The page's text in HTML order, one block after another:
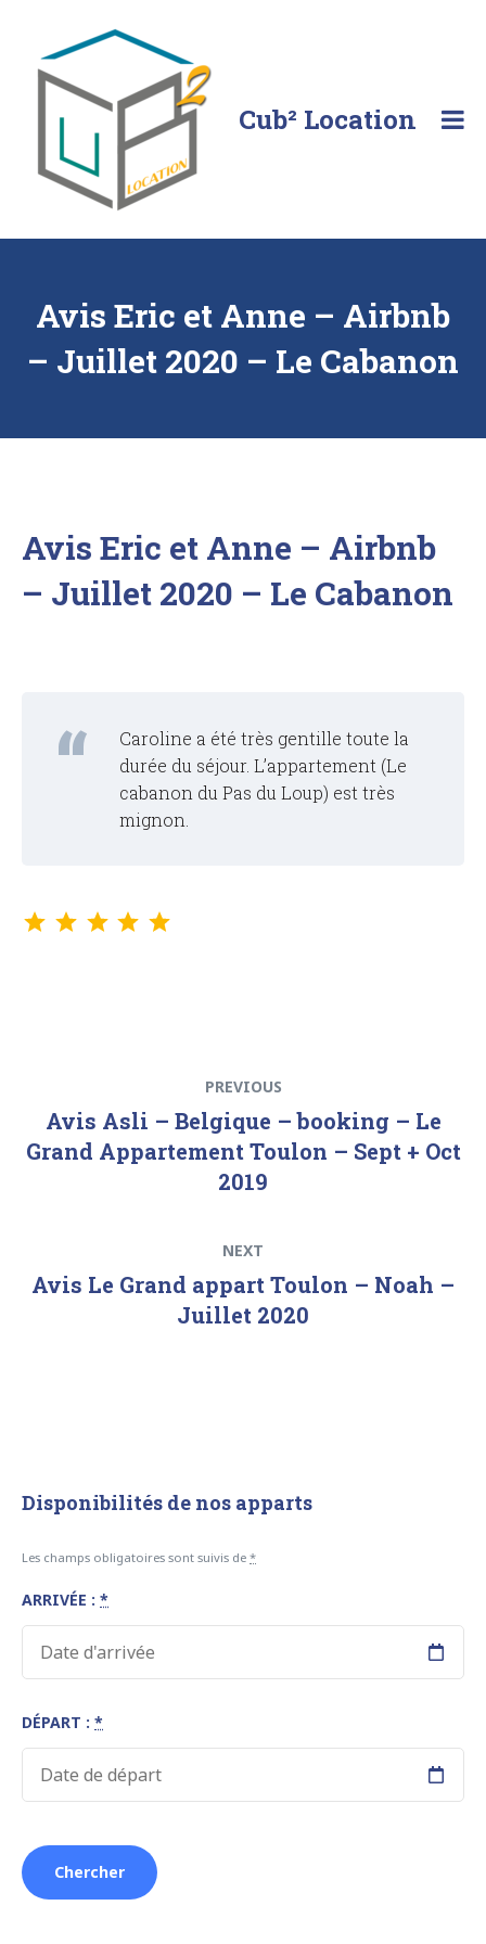
content
Cub² Location
vous!
Avis Eric et Anne – Airbnb
– Juillet 2020 – Le Cabanon
Avis Eric et Anne – Airbnb
– Juillet 2020 – Le Cabanon
Caroline a été très gentille toute la
durée du séjour. L’appartement (Le
cabanon du Pas du Loup) est très
mignon.
l’article
post:
PREVIOUS
Avis Asli – Belgique – booking – Le
Grand Appartement Toulon – Sept + Oct
2019
post:
NEXT
Avis Le Grand appart Toulon – Noah –
Juillet 2020
Disponibilités de nos apparts
Les champs obligatoires sont suivis de *
ARRIVÉE : *
DÉPART : *